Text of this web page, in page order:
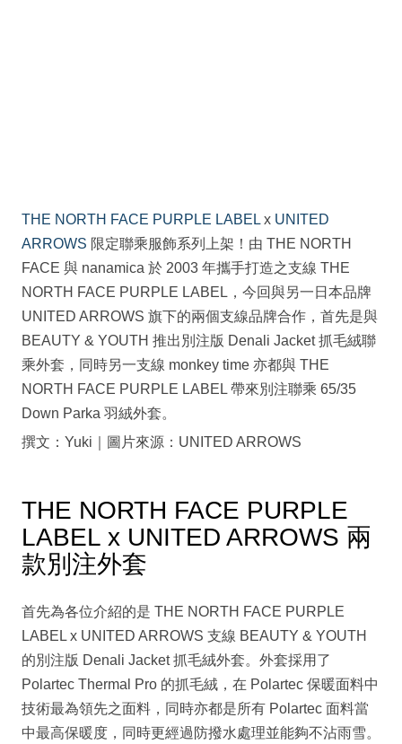
THE NORTH FACE PURPLE LABEL x UNITED
ARROWS 限定聯乘服飾系列上架！由 THE NORTH
FACE 與 nanamica 於 2003 年攜手打造之支線 THE
NORTH FACE PURPLE LABEL，今回與另一日本品牌
UNITED ARROWS 旗下的兩個支線品牌合作，首先是與
BEAUTY & YOUTH 推出別注版 Denali Jacket 抓毛絨聯
乘外套，同時另一支線 monkey time 亦都與 THE
NORTH FACE PURPLE LABEL 帶來別注聯乘 65/35
Down Parka 羽絨外套。
撰文：Yuki｜圖片來源：UNITED ARROWS
THE NORTH FACE PURPLE
LABEL x UNITED ARROWS 兩
款別注外套
首先為各位介紹的是 THE NORTH FACE PURPLE
LABEL x UNITED ARROWS 支線 BEAUTY & YOUTH
的別注版 Denali Jacket 抓毛絨外套。外套採用了
Polartec Thermal Pro 的抓毛絨，在 Polartec 保暖面料中
技術最為領先之面料，同時亦都是所有 Polartec 面料當
中最高保暖度，同時更經過防撥水處理並能夠不沾雨雪。